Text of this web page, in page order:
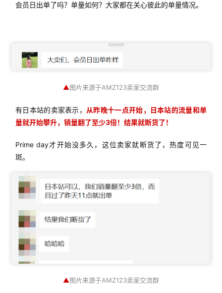
会员日出单了吗？单量如何？大家都在关心彼此的单量情况。
▲图片来源于AMZ123卖家交流群
有日本站的卖家表示， 从昨晚十一点开始，日本站的流量和单
量就开始攀升，销量翻了至少3倍！结果就断货了！
Prime day才开始没多久，这位卖家就断货了，热度可见一
斑。
▲图片来源于AMZ123卖家交流群